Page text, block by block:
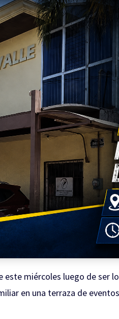
este miércoles luego de ser
en una terraza de